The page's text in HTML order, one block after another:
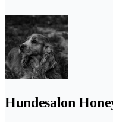
Hundesalon